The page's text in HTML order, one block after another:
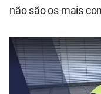
não são os mais